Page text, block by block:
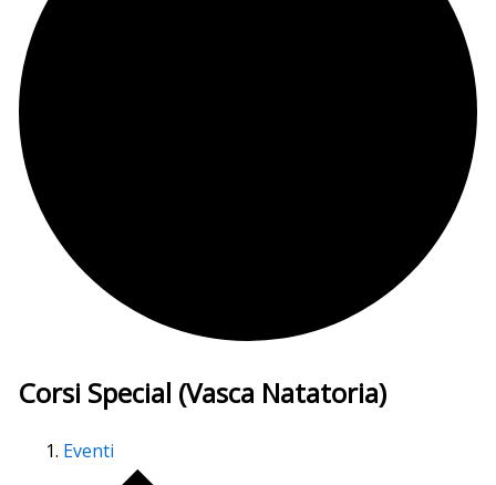
Corsi Special (Vasca Natatoria)
Eventi